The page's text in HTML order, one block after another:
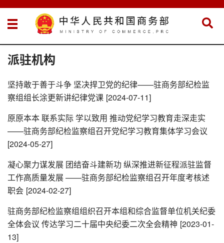
派驻机构
坚持敢于善于斗争 坚决捍卫党的纪律——驻商务部纪检监
察组组长涂更新讲纪律党课 [2024-07-11]
原原本本 联系实际 学以致用 推动党纪学习教育走深走实
——驻商务部纪检监察组召开党纪学习教育集体学习会议
[2024-05-27]
凝心聚力谋发展 团结奋斗建新功 纵深推进新征程派驻监督
工作高质量发展 ——驻商务部纪检监察组召开年度考核述
职会 [2024-02-27]
驻商务部纪检监察组组织召开本组和综合监督单位机关纪委
全体会议 传达学习二十届中央纪委二次全会精神 [2023-01-
13]